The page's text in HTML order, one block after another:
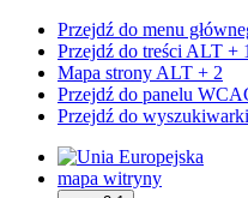
Przejdź do menu
Przejdź do treści ALT + 1
Mapa strony ALT + 2
Przejdź do panelu
Przejdź do wyszukiwarki
mapa witryny